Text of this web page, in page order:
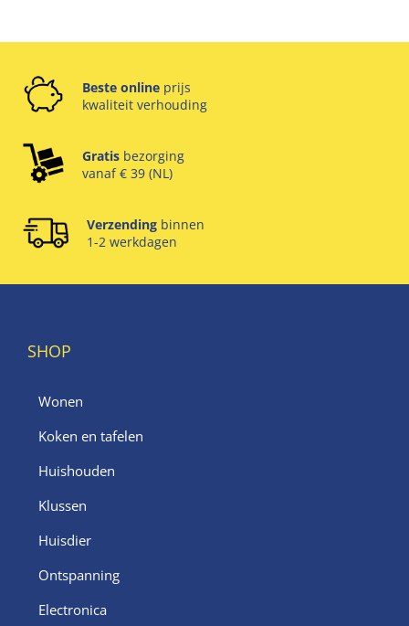
Beste online prijs
kwaliteit verhouding
Gratis bezorging
vanaf € 39 (NL)
Verzending binnen
1-2 werkdagen
SHOP
Wonen
Koken en tafelen
Huishouden
Klussen
Huisdier
Ontspanning
Electronica